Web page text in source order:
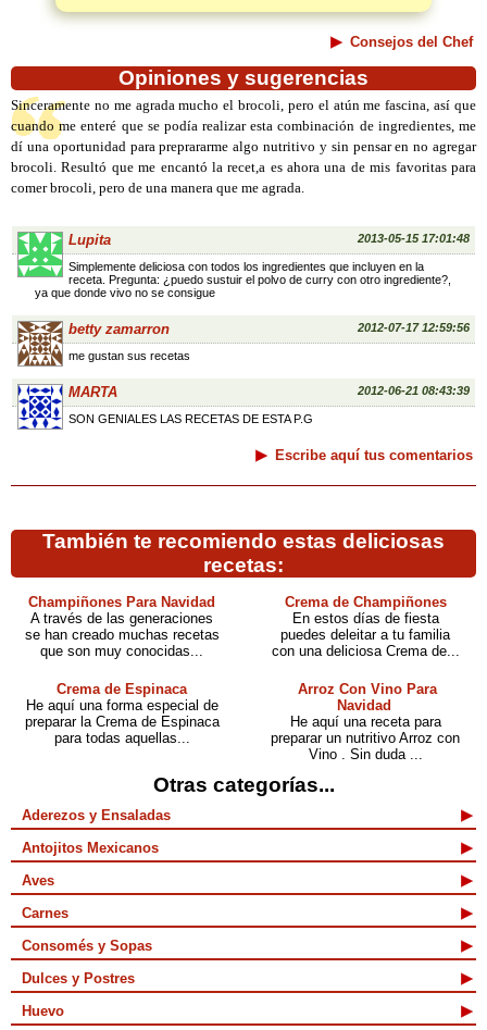
Consejos del Chef
Opiniones y sugerencias
Sinceramente no me agrada mucho el brocoli, pero el atún me fascina, así que
cuando me enteré que se podía realizar esta combinación de ingredientes, me
dí una oportunidad para preprararme algo nutritivo y sin pensar en no agregar
brocoli. Resultó que me encantó la recet,a es ahora una de mis favoritas para
comer brocoli, pero de una manera que me agrada.
Lupita 2013-05-15 17:01:48
Simplemente deliciosa con todos los ingredientes que incluyen en la
receta. Pregunta: ¿puedo sustuir el polvo de curry con otro ingrediente?,
ya que donde vivo no se consigue
betty zamarron 2012-07-17 12:59:56
me gustan sus recetas
MARTA 2012-06-21 08:43:39
SON GENIALES LAS RECETAS DE ESTA P.G
Escribe aquí tus comentarios
También te recomiendo estas deliciosas
recetas:
Champiñones Para Navidad
A través de las generaciones
se han creado muchas recetas
que son muy conocidas...
Crema de Champiñones
En estos días de fiesta
puedes deleitar a tu familia
con una deliciosa Crema de...
Crema de Espinaca
He aquí una forma especial de
preparar la Crema de Espinaca
para todas aquellas...
Arroz Con Vino Para
Navidad
He aquí una receta para
preparar un nutritivo Arroz con
Vino . Sin duda ...
Otras categorías...
Aderezos y Ensaladas
Antojitos Mexicanos
Aves
Carnes
Consomés y Sopas
Dulces y Postres
Huevo